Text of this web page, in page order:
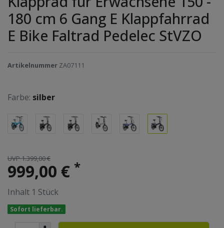
180 cm 6 Gang E Klappfahrrad
E Bike Faltrad Pedelec StVZO
Artikelnummer ZA07111
Farbe: silber
UVP 1.399,00 €
999,00 € *
Inhalt 1 Stück
Sofort lieferbar.